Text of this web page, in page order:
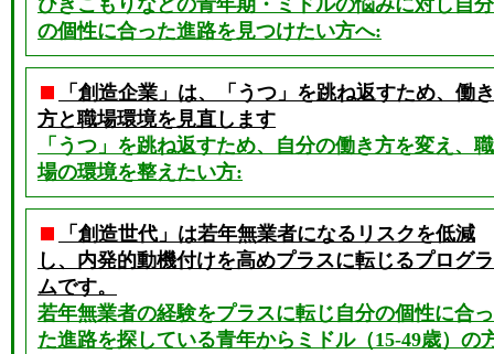
ひきこもりなどの青年期・ミドルの悩みに対し自分
の個性に合った進路を見つけたい方へ:
「創造企業」は、「うつ」を跳ね返すため、働き
方と職場環境を見直します
「うつ」を跳ね返すため、自分の働き方を変え、職
場の環境を整えたい方:
「創造世代」は若年無業者になるリスクを低減
し、内発的動機付けを高めプラスに転じるプログラ
ムです。
若年無業者の経験をプラスに転じ自分の個性に合っ
た進路を探している青年からミドル（15-49歳）の